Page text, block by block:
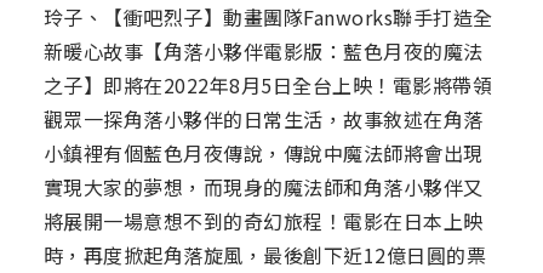
玲子、【衝吧烈子】動畫團隊Fanworks聯手打造全
新暖心故事【角落小夥伴電影版：藍色月夜的魔法
之子】即將在2022年8月5日全台上映！電影將帶領
觀眾一探角落小夥伴的日常生活，故事敘述在角落
小鎮裡有個藍色月夜傳說，傳說中魔法師將會出現
實現大家的夢想，而現身的魔法師和角落小夥伴又
將展開一場意想不到的奇幻旅程！電影在日本上映
時，再度掀起角落旋風，最後創下近12億日圓的票